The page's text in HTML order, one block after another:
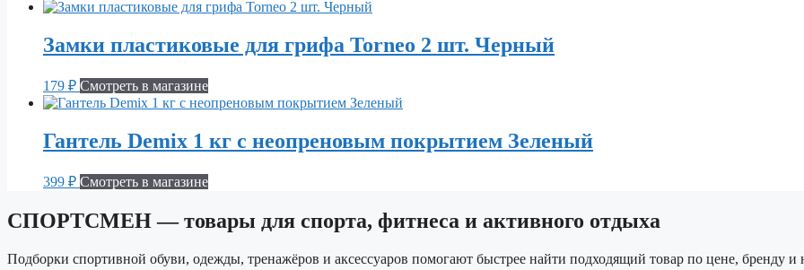
Замки пластиковые для грифа Torneo 2 шт. Черный
179 ₽ Смотреть в магазине
Гантель Demix 1 кг с неопреновым покрытием Зеленый
399 ₽ Смотреть в магазине
СПОРТСМЕН — товары для спорта, фитнеса и активного отдыха
Подборки спортивной обуви, одежды, тренажёров и аксессуаров помогают быстрее найти подходящий товар по цене, бренду и